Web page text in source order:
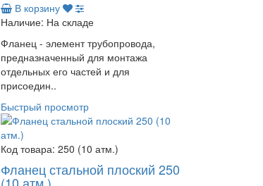
В корзину
Наличие: На складе
Фланец - элемент трубопровода,
предназначенный для монтажа
отдельных его частей и для
присоедин..
Быстрый просмотр
Код товара: 250 (10 атм.)
Фланец стальной плоский 250